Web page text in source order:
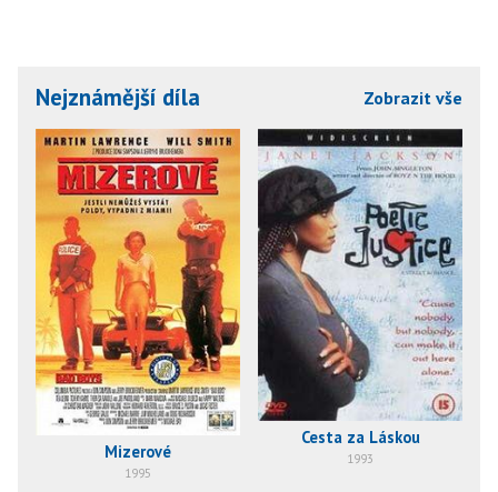
Nejznámější díla Zobrazit vše
Mizerové
1995
Cesta za Láskou
1993